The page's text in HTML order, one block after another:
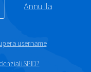
Annulla
username
SPID?